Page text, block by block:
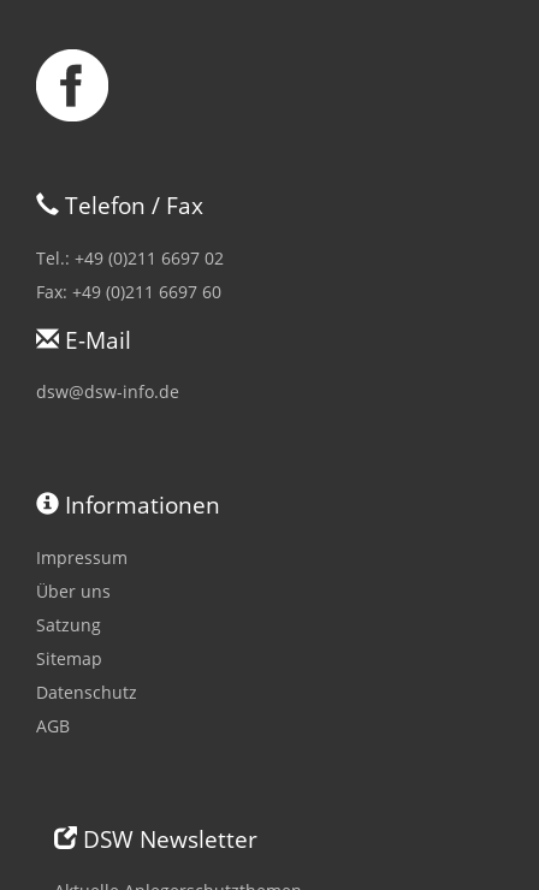
Telefon / Fax
Tel.: +49 (0)211 6697 02
Fax: +49 (0)211 6697 60
E-Mail
dsw@dsw-info.de
Informationen
Impressum
Über uns
Satzung
Sitemap
Datenschutz
AGB
DSW Newsletter